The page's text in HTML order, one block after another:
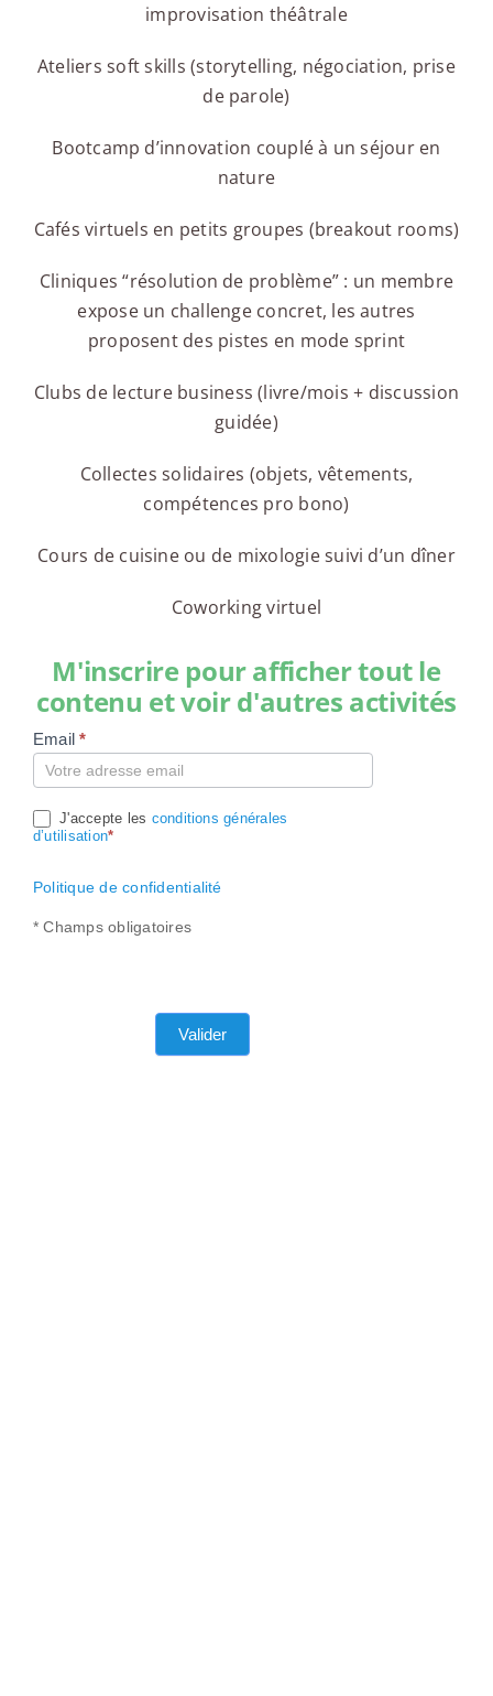
improvisation théâtrale
Ateliers soft skills (storytelling, négociation, prise
de parole)
Bootcamp d’innovation couplé à un séjour en
nature
Cafés virtuels en petits groupes (breakout rooms)
Cliniques “résolution de problème” : un membre
expose un challenge concret, les autres
proposent des pistes en mode sprint
Clubs de lecture business (livre/mois + discussion
guidée)
Collectes solidaires (objets, vêtements,
compétences pro bono)
Cours de cuisine ou de mixologie suivi d’un dîner
Coworking virtuel
M'inscrire pour afficher tout le
contenu et voir d'autres activités
Compte
Email*
J'accepte les conditions générales
d’utilisation*
Politique de confidentialité
* Champs obligatoires
Valider